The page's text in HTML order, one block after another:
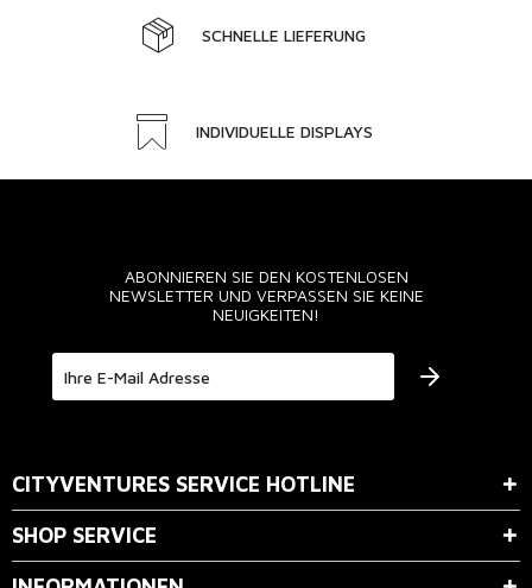
SCHNELLE LIEFERUNG
INDIVIDUELLE DISPLAYS
ABONNIEREN SIE DEN KOSTENLOSEN
NEWSLETTER UND VERPASSEN SIE KEINE
NEUIGKEITEN!
CITYVENTURES SERVICE HOTLINE
SHOP SERVICE